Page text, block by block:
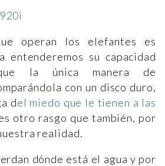
operan los elefantes es
entenderemos su capacidad
la única manera de
con un disco duro,
del miedo que le tienen a las
otro rasgo que también, por
realidad.
dónde está el agua y por